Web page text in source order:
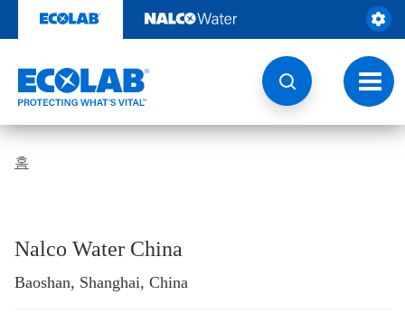
츠
기
토
글
내
비
홈
Nalco Water China
Baoshan, Shanghai, China